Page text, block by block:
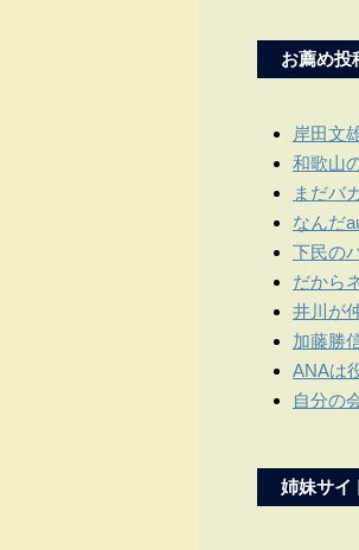
お薦め投
岸田文
和歌山
まだバ
なんだ
下民の
だから
井川が
加藤勝
ANAは
自分の
姉妹サイ